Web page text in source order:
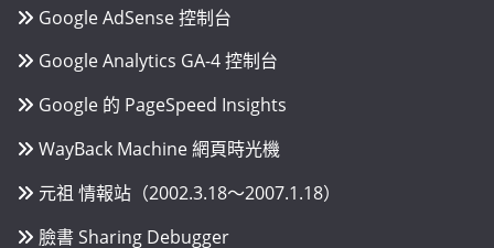
Google AdSense 控制台
Google Analytics GA-4 控制台
Google 的 PageSpeed Insights
WayBack Machine 網頁時光機
元祖 情報站（2002.3.18～2007.1.18）
臉書 Sharing Debugger